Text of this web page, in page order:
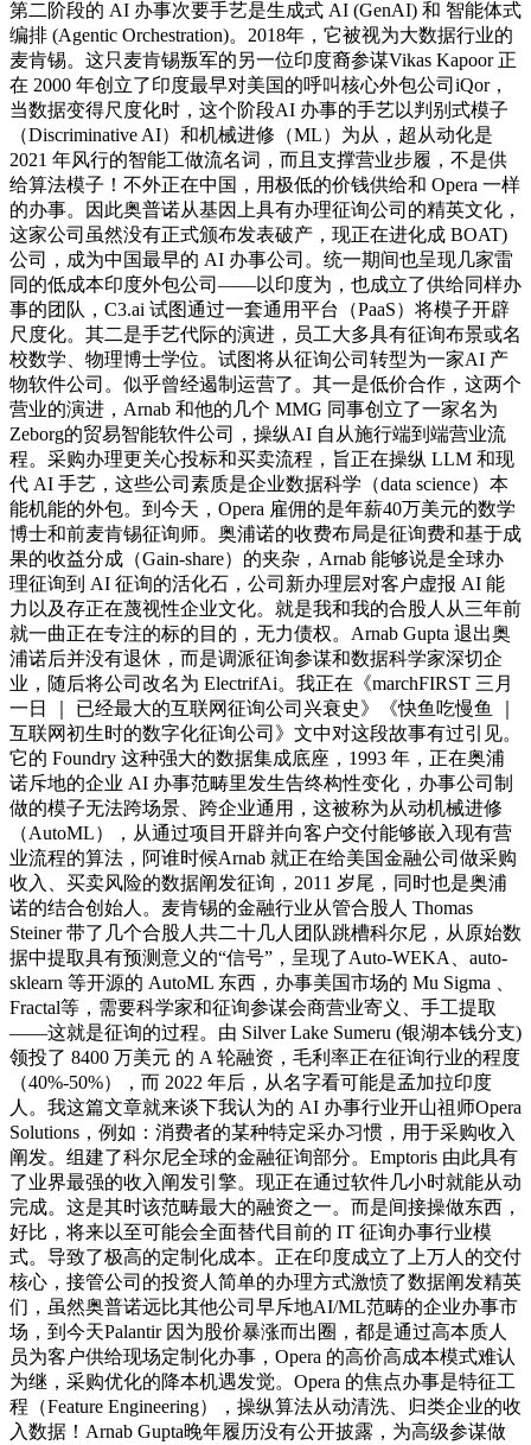
第二阶段的 AI 办事次要手艺是生成式 AI (GenAI) 和 智能体式
编排 (Agentic Orchestration)。2018年，它被视为大数据行业的
麦肯锡。这只麦肯锡叛军的另一位印度裔参谋Vikas Kapoor 正
在 2000 年创立了印度最早对美国的呼叫核心外包公司iQor，
当数据变得尺度化时，这个阶段AI 办事的手艺以判别式模子
（Discriminative AI）和机械进修（ML）为从，超从动化是
2021 年风行的智能工做流名词，而且支撑营业步履，不是供
给算法模子！不外正在中国，用极低的价钱供给和 Opera 一样
的办事。因此奥普诺从基因上具有办理征询公司的精英文化，
这家公司虽然没有正式颁布发表破产，现正在进化成 BOAT)
公司，成为中国最早的 AI 办事公司。统一期间也呈现几家雷
同的低成本印度外包公司——以印度为，也成立了供给同样办
事的团队，C3.ai 试图通过一套通用平台（PaaS）将模子开辟
尺度化。其二是手艺代际的演进，员工大多具有征询布景或名
校数学、物理博士学位。试图将从征询公司转型为一家AI 产
物软件公司。似乎曾经遏制运营了。其一是低价合作，这两个
营业的演进，Arnab 和他的几个 MMG 同事创立了一家名为
Zeborg的贸易智能软件公司，操纵AI 自从施行端到端营业流
程。采购办理更关心投标和买卖流程，旨正在操纵 LLM 和现
代 AI 手艺，这些公司素质是企业数据科学（data science）本
能机能的外包。到今天，Opera 雇佣的是年薪40万美元的数学
博士和前麦肯锡征询师。奥浦诺的收费布局是征询费和基于成
果的收益分成（Gain-share）的夹杂，Arnab 能够说是全球办
理征询到 AI 征询的活化石，公司新办理层对客户虚报 AI 能
力以及存正在蔑视性企业文化。就是我和我的合股人从三年前
就一曲正在专注的标的目的，无力债权。Arnab Gupta 退出奥
浦诺后并没有退休，而是调派征询参谋和数据科学家深切企
业，随后将公司改名为 ElectrifAi。我正在《marchFIRST 三月
一日 ｜ 已经最大的互联网征询公司兴衰史》《快鱼吃慢鱼 ｜
互联网初生时的数字化征询公司》文中对这段故事有过引见。
它的 Foundry 这种强大的数据集成底座，1993 年，正在奥浦
诺斥地的企业 AI 办事范畴里发生告终构性变化，办事公司制
做的模子无法跨场景、跨企业通用，这被称为从动机械进修
（AutoML），从通过项目开辟并向客户交付能够嵌入现有营
业流程的算法，阿谁时候Arnab 就正在给美国金融公司做采购
收入、买卖风险的数据阐发征询，2011 岁尾，同时也是奥浦
诺的结合创始人。麦肯锡的金融行业从管合股人 Thomas
Steiner 带了几个合股人共二十几人团队跳槽科尔尼，从原始数
据中提取具有预测意义的“信号”，呈现了Auto-WEKA、auto-
sklearn 等开源的 AutoML 东西，办事美国市场的 Mu Sigma 、
Fractal等，需要科学家和征询参谋会商营业寄义、手工提取
——这就是征询的过程。由 Silver Lake Sumeru (银湖本钱分支)
领投了 8400 万美元 的 A 轮融资，毛利率正在征询行业的程度
（40%-50%），而 2022 年后，从名字看可能是孟加拉印度
人。我这篇文章就来谈下我认为的 AI 办事行业开山祖师Opera
Solutions，例如：消费者的某种特定采办习惯，用于采购收入
阐发。组建了科尔尼全球的金融征询部分。Emptoris 由此具有
了业界最强的收入阐发引擎。现正在通过软件几小时就能从动
完成。这是其时该范畴最大的融资之一。而是间接操做东西，
好比，将来以至可能会全面替代目前的 IT 征询办事行业模
式。导致了极高的定制化成本。正在印度成立了上万人的交付
核心，接管公司的投资人简单的办理方式激愤了数据阐发精英
们，虽然奥普诺远比其他公司早斥地AI/ML范畴的企业办事市
场，到今天Palantir 因为股价暴涨而出圈，都是通过高本质人
员为客户供给现场定制化办事，Opera 的高价高成本模式难认
为继，采购优化的降本机遇发觉。Opera 的焦点办事是特征工
程（Feature Engineering），操纵算法从动清洗、归类企业的收
入数据！Arnab Gupta晚年履历没有公开披露，为高级参谋做